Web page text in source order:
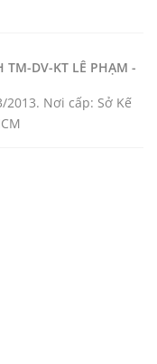
TM-DV-KT LÊ PHẠM -
2013. Nơi cấp: Sở Kế